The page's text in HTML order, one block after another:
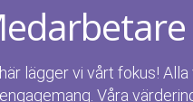
lägger vi vårt fokus!
Våra